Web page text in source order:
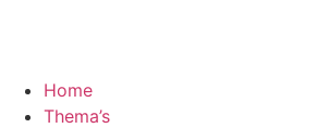
Home
Thema’s